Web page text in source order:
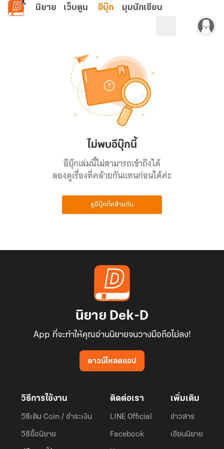
ข้ามไปยังเนื้อหาหลัก
นิยาย เว็บตูน อีบุ๊ก มุมนักเขียน
ไม่พบอีบุ๊กนี้
อีบุ๊กเล่มนี้ไม่สามารถเข้าถึงได้
ลองดูเรื่องที่คล้ายกันแทนก่อนได้ค่ะ
ดูอีบุ๊กที่คล้ายกัน
นิยาย Dek-D
App ที่จะทำให้คุณอ่านนิยายจนวางมือถือไม่ลง!
ดาวน์โหลดแอป
วิธีการใช้งาน
วิธีเติม Coin / ชำระเงิน
วิธีซื้อนิยาย
ติดต่อเรา
LINE Official
Facebook
เพิ่มเติม
ข่าวสาร
เขียนนิยาย